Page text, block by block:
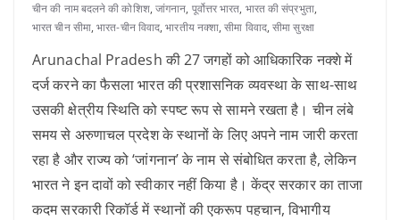
चीन की नाम बदलने की कोशिश,जांगनान, पूर्वोत्तर भारत, भारत की संप्रभुता,
भारत चीन सीमा,भारत-चीन विवाद,भारतीय नक्शा,सीमा विवाद,सीमा सुरक्षा
Arunachal Pradesh की 27 जगहों को आधिकारिक नक्शे में
दर्ज करने का फैसला भारत की प्रशासनिक व्यवस्था के साथ-साथ
उसकी क्षेत्रीय स्थिति को स्पष्ट रूप से सामने रखता है। चीन लंबे
समय से अरुणाचल प्रदेश के स्थानों के लिए अपने नाम जारी करता
रहा है और राज्य को ‘जांगनान’ के नाम से संबोधित करता है, लेकिन
भारत ने इन दावों को स्वीकार नहीं किया है। केंद्र सरकार का ताजा
कदम सरकारी रिकॉर्ड में स्थानों की एकरूप पहचान, विभागीय